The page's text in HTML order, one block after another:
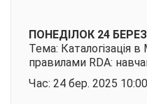
ПОНЕДІЛОК 24
Тема: Каталогізація в
правилами RDA:
Час: 24 бер. 2025 10:00